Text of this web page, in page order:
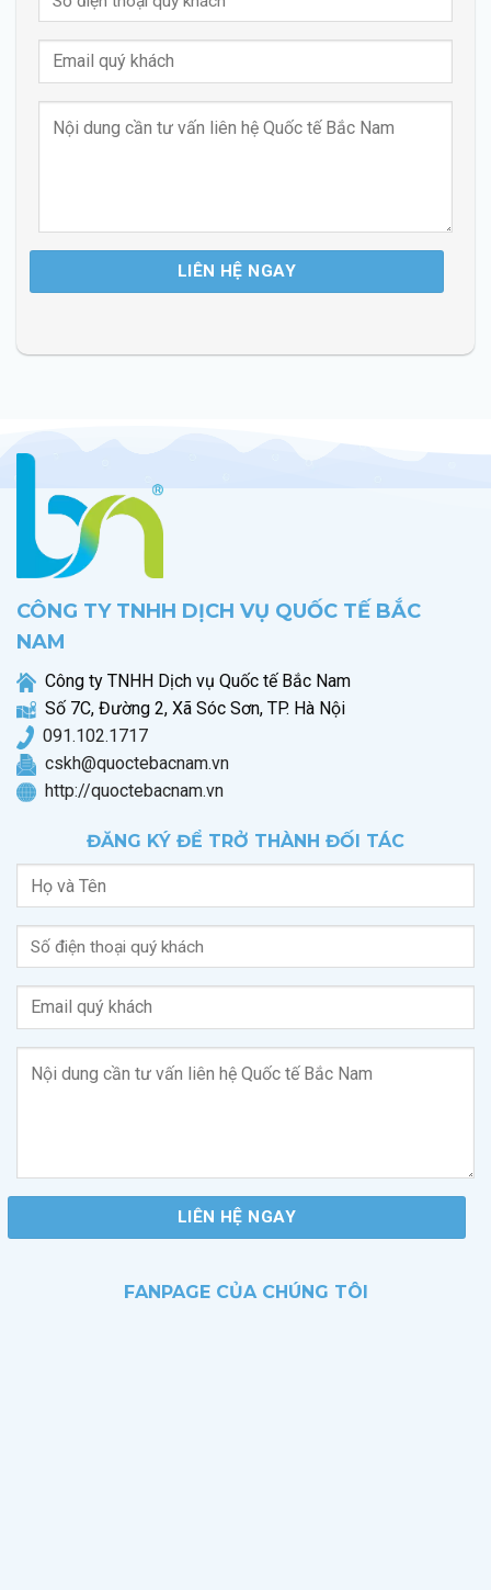
CÔNG TY TNHH DỊCH VỤ QUỐC TẾ BẮC
NAM
Công ty TNHH Dịch vụ Quốc tế Bắc Nam
Số 7C, Đường 2, Xã Sóc Sơn, TP. Hà Nội
091.102.1717
cskh@quoctebacnam.vn
http://quoctebacnam.vn
ĐĂNG KÝ ĐỂ TRỞ THÀNH ĐỐI TÁC
FANPAGE CỦA CHÚNG TÔI